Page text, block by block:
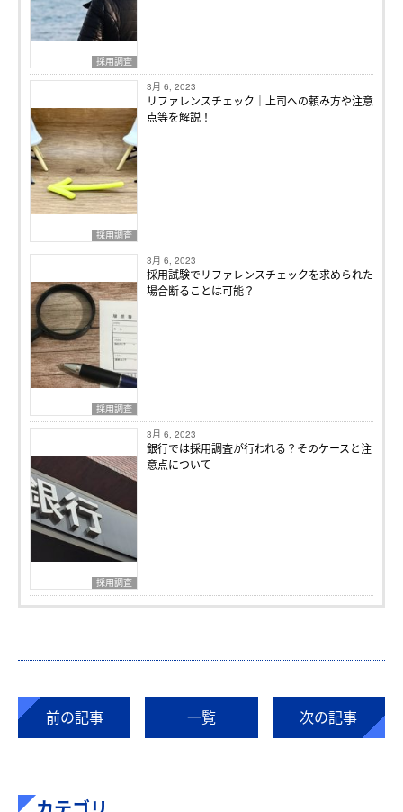
採用調査
採用調査
3月 6, 2023
リファレンスチェック｜上司への頼み方や注意
点等を解説！
採用調査
3月 6, 2023
採用試験でリファレンスチェックを求められた
場合断ることは可能？
採用調査
3月 6, 2023
銀行では採用調査が行われる？そのケースと注
意点について
前の記事 一覧 次の記事